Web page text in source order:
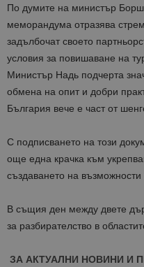
По думите на министър
меморандума отразява
задълбочат своето
условия за повишаване на
Министър Надь подчерта
обмена на опит и добри
България вече е част от
С подписването на този
още една крачка към
създаването на възможности
В същия ден между двете
за разбирателство в
ЗА АКТУАЛНИ НОВИНИ И